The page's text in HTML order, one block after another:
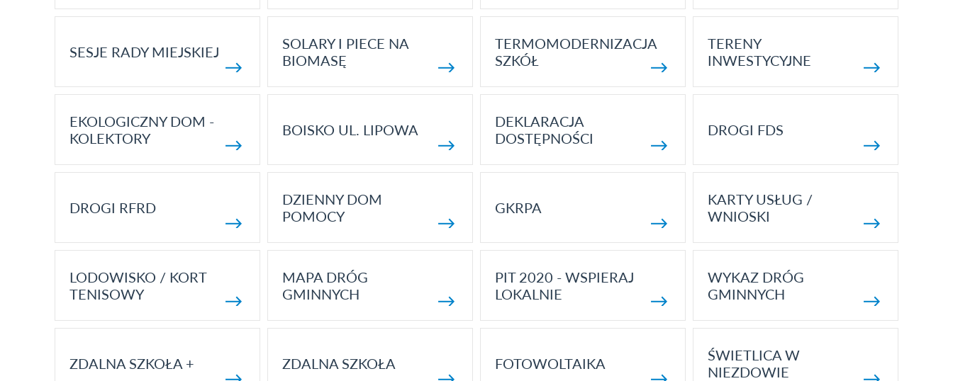
SESJE RADY MIEJSKIEJ
SOLARY I PIECE NA
BIOMASĘ
TERMOMODERNIZACJA
SZKÓŁ
TERENY
INWESTYCYJNE
EKOLOGICZNY DOM -
KOLEKTORY
BOISKO UL. LIPOWA
DEKLARACJA
DOSTĘPNOŚCI
DROGI FDS
DROGI RFRD
DZIENNY DOM
POMOCY
GKRPA
KARTY USŁUG /
WNIOSKI
LODOWISKO / KORT
TENISOWY
MAPA DRÓG
GMINNYCH
PIT 2020 - WSPIERAJ
LOKALNIE
WYKAZ DRÓG
GMINNYCH
ZDALNA SZKOŁA + ZDALNA SZKOŁA FOTOWOLTAIKA
ŚWIETLICA W
NIEZDOWIE